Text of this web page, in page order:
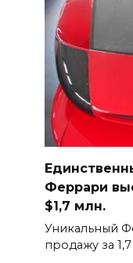
Феррари
$1,7 млн.
Уникальный
продажу за